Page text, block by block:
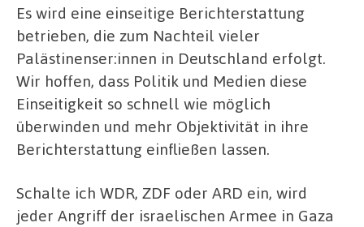
Es wird eine einseitige Berichterstattung
betrieben, die zum Nachteil vieler
Palästinenser:innen in Deutschland erfolgt.
Wir hoffen, dass Politik und Medien diese
Einseitigkeit so schnell wie möglich
überwinden und mehr Objektivität in ihre
Berichterstattung einfließen lassen.
Schalte ich WDR, ZDF oder ARD ein, wird
jeder Angriff der israelischen Armee in Gaza